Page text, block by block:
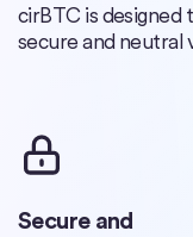
cirBTC is designed
secure and neutral
Secure and